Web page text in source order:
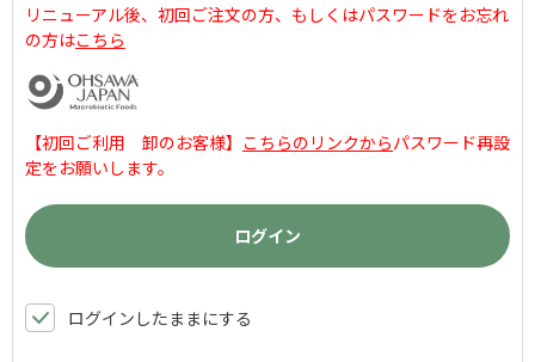
リニューアル後、初回ご注文の方、もしくはパスワードをお忘れ
の方はこちら
【初回ご利用 卸のお客様】 こちらのリンクからパスワード再設
定をお願いします。
ログインしたままにする